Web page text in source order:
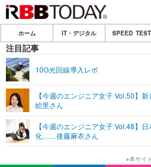
ホーム
IT・デジタル
ネタ
ショッピング
ホーム IT・デジタル SPEED TEST
注目記事
10G光回線導入レポ
【今週のエンジニア女子 Vol.50】
絵里さん
【今週のエンジニア女子 Vol.48】
化……後藤麻衣さん